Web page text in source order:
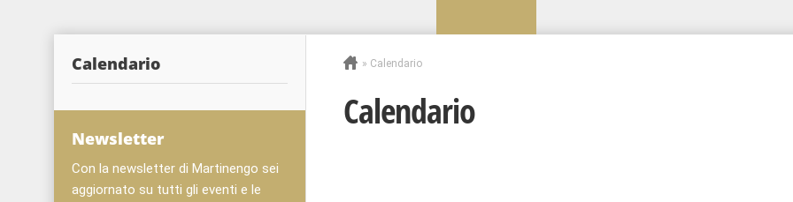
» Calendario
Calendario
Calendario
Newsletter
Con la newsletter di Martinengo sei
aggiornato su tutti gli eventi e le